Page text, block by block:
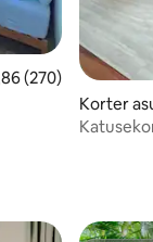
hinnang
(270)
Korter